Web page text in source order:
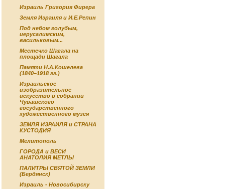
Израиль Григория Фирера
Земля Израиля и И.Е.Репин
Под небом голубым,
иерусалимским,
васильковым...
Местечко Шагала на
площади Шагала
Памяти Н.А.Кошелева
(1840–1918 гг.)
Израильское
изобразительное
искусство в собрании
Чувашского
государственного
художественного музея
ЗЕМЛЯ ИЗРАИЛЯ и СТРАНА
КУСТОДИЯ
Мелитополь
ГОРОДА и ВЕСИ
АНАТОЛИЯ МЕТЛЫ
ПАЛИТРЫ СВЯТОЙ ЗЕМЛИ
(Бердянск)
Израиль - Новосибирску